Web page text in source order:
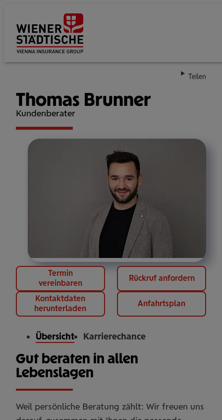
Teilen
Thomas Brunner
Kundenberater
Termin
vereinbaren
Rückruf anfordern
Kontaktdaten
herunterladen
Anfahrtsplan
Übersicht Karrierechance
Gut beraten in allen
Lebenslagen
Weil persönliche Beratung zählt: Wir freuen uns